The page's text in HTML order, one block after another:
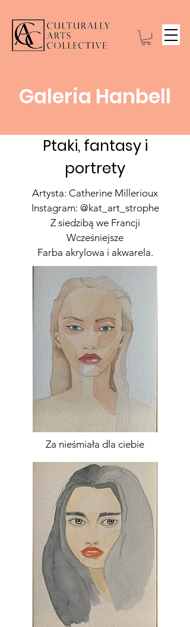
Galeria Hanbell
Ptaki, fantasy i
portrety
Artysta: Catherine Millerioux
Instagram: @kat_art_strophe
Z siedzibą we Francji
Wcześniejsze
Farba akrylowa i akwarela.
Za nieśmiała dla ciebie